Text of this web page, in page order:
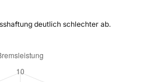
deutlich schlechter ab.